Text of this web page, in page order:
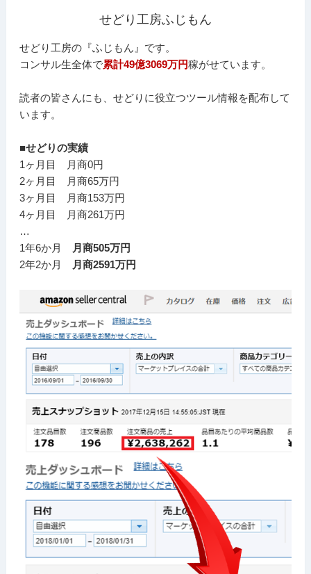
せどり工房ふじもん
せどり工房の『ふじもん』です。
コンサル生全体で累計49億3069万円稼がせています。
読者の皆さんにも、せどりに役立つツール情報を配布して
います。
■せどりの実績
1ヶ月目 月商0円
2ヶ月目 月商65万円
3ヶ月目 月商153万円
4ヶ月目 月商261万円
…
1年6か月
月商505万円
2年2か月
月商2591万円